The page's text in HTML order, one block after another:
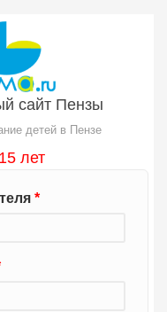
сайт Пензы
детей в Пензе
лет
*